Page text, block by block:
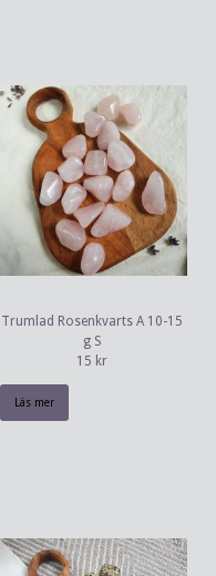
Trumlad Rosenkvarts A 10-15
g S
15 kr
Läs mer